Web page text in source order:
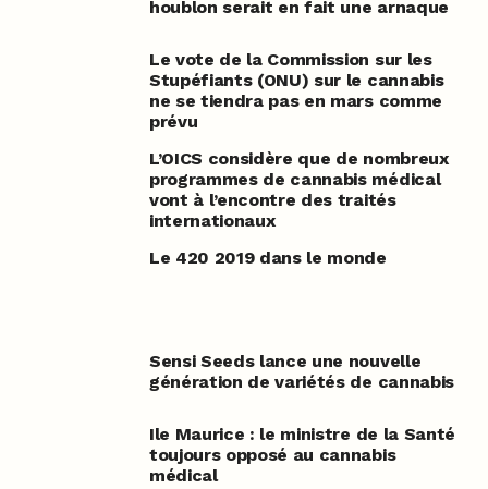
houblon serait en fait une arnaque
Le vote de la Commission sur les
Stupéfiants (ONU) sur le cannabis
ne se tiendra pas en mars comme
prévu
L’OICS considère que de nombreux
programmes de cannabis médical
vont à l’encontre des traités
internationaux
Le 420 2019 dans le monde
Sensi Seeds lance une nouvelle
génération de variétés de cannabis
Ile Maurice : le ministre de la Santé
toujours opposé au cannabis
médical